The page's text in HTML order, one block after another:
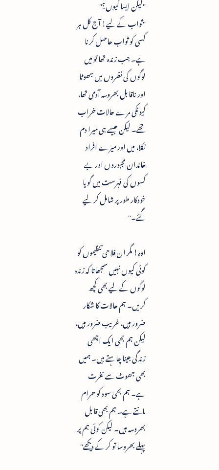
"لیکن ایسا کیوں؟"
"ثواب کے لیے! آج کل ہر
کسی کو ثواب حاصل کرنا
ہے۔ جب زندہ تھا تو میں
لوگوں کی نظروں میں جھوٹا
اور ناقابل بھروسہ آدمی تھا،
کیونکی مرے حالات خراب
تھے۔ لیکن جیسے ہی میرا دم
نکلا، میں اور میرے افراد
خاندان مجبوروں اور بے
کسوں کی فہرست میں گویا
خودکار طور پر شامل کر لیے
گئے۔"
اوہ! مگر ان فلاحی تنظیموں کو
کوئی کیوں نہیں سمجھاتا کہ زندہ
لوگوں کے لیے بھی کچھ
کریں۔ ہم حالات کا شکار
ضرور ہیں، غریب ضرور ہیں،
لیکن ہم بھی ایک اچھی
زندگی جینا چاہتے ہیں۔ ہمیں
بھی جھوٹ سے نفرت
ہے۔ ہم بھی سود کو حرام
مانتے ہے۔ ہم بھی قابل
بھروسہ ہیں۔ لیکن کوئی ہم پر
پہلے بھروسا تو کر کے دیکھے"